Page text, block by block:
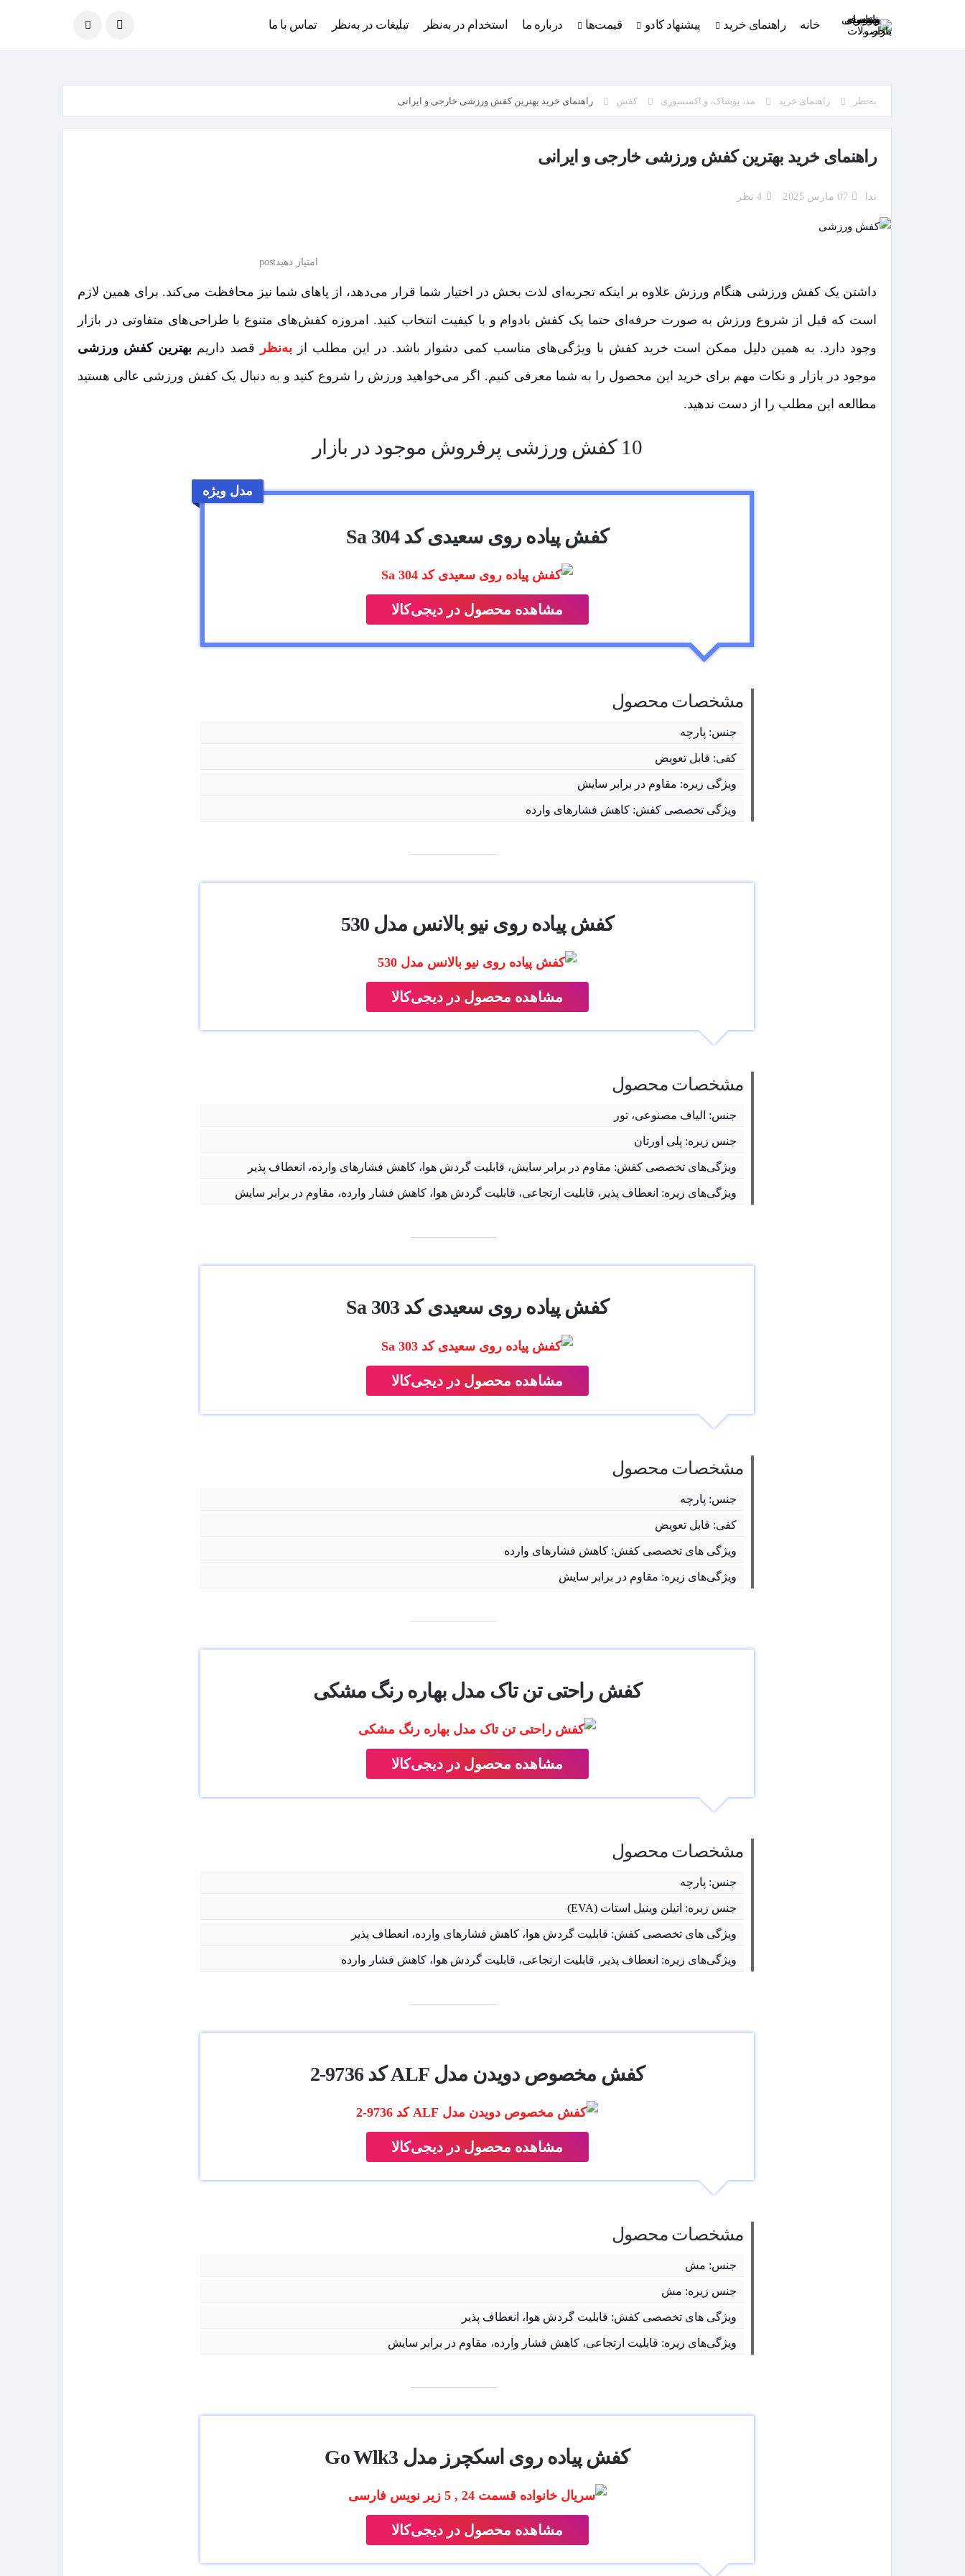
خانه راهنمای خرید پیشنهاد کادو قیمت‌ها درباره ما استخدام در به‌نظر تبلیغات در به‌نظر تماس با ما
به‌نظر راهنمای خرید مد، پوشاک، و اکسسوری کفش راهنمای خرید بهترین کفش ورزشی خارجی و ایرانی
راهنمای خرید بهترین کفش ورزشی خارجی و ایرانی
ندا 07 مارس 2025 4 نظر
امتیاز دهیدpost
داشتن یک کفش ورزشی هنگام ورزش علاوه بر اینکه تجربه‌ای لذت بخش در اختیار شما قرار می‌دهد، از پاهای شما نیز محافظت می‌کند. برای همین لازم
است که قبل از شروع ورزش به صورت حرفه‌ای حتما یک کفش بادوام و با کیفیت انتخاب کنید. امروزه کفش‌های متنوع با طراحی‌های متفاوتی در بازار
وجود دارد. به همین دلیل ممکن است خرید کفش با ویژگی‌های مناسب کمی دشوار باشد. در این مطلب ازبه‌نظر قصد داریم بهترین کفش ورزشی
موجود در بازار و نکات مهم برای خرید این محصول را به شما معرفی کنیم. اگر می‌خواهید ورزش را شروع کنید و به دنبال یک کفش ورزشی عالی هستید
مطالعه این مطلب را از دست ندهید.
10 کفش ورزشی پرفروش موجود در بازار
مدل ویژه
کفش پیاده روی سعیدی کد Sa 304
مشاهده محصول در دیجی‌کالا
مشخصات محصول
جنس: پارچه
کفی: قابل تعویض
ویژگی زیره: مقاوم در برابر سایش
ویژگی تخصصی کفش: کاهش فشارهای وارده
کفش پیاده روی نیو بالانس مدل 530
مشاهده محصول در دیجی‌کالا
مشخصات محصول
جنس: الیاف مصنوعی، تور
جنس زیره: پلی اورتان
ویژگی‌های تخصصی کفش: مقاوم در برابر سایش، قابلیت گردش هوا، کاهش فشارهای وارده، انعطاف پذیر
ویژگی‌های زیره: انعطاف پذیر، قابلیت ارتجاعی، قابلیت گردش هوا، کاهش فشار وارده، مقاوم در برابر سایش
کفش پیاده روی سعیدی کد Sa 303
مشاهده محصول در دیجی‌کالا
مشخصات محصول
جنس: پارچه
کفی: قابل تعویض
ویژگی های تخصصی کفش: کاهش فشارهای وارده
ویژگی‌های زیره: مقاوم در برابر سایش
کفش راحتی تن تاک مدل بهاره رنگ مشکی
مشاهده محصول در دیجی‌کالا
مشخصات محصول
جنس: پارچه
جنس زیره: اتیلن وینیل استات (EVA)
ویژگی های تخصصی کفش: قابلیت گردش هوا، کاهش فشارهای وارده، انعطاف پذیر
ویژگی‌های زیره: انعطاف پذیر، قابلیت ارتجاعی، قابلیت گردش هوا، کاهش فشار وارده
کفش مخصوص دویدن مدل ALF کد 9736-2
مشاهده محصول در دیجی‌کالا
مشخصات محصول
جنس: مش
جنس زیره: مش
ویژگی های تخصصی کفش: قابلیت گردش هوا، انعطاف پذیر
ویژگی‌های زیره: قابلیت ارتجاعی، کاهش فشار وارده، مقاوم در برابر سایش
کفش پیاده روی اسکچرز مدل Go Wlk3
مشاهده محصول در دیجی‌کالا